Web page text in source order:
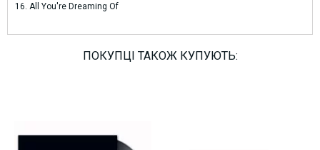
16. All You're Dreaming Of
ПОКУПЦІ ТАКОЖ КУПУЮТЬ: